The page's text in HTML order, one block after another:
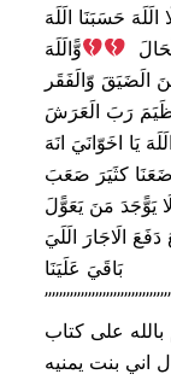
حَسَبَنَا الَلَهَ
وًّالَلَهَ
الَضَيَقَ وّالَفَقَر
رَبَ الَعَرَشَ
يَا اخَوّانَيَ انَهَ
كثَيَرَ صَعَبَ
يَوًّجَدَ مَنَ يَعَوًّلَ
الَاجَارَ الَلَيَ
بَاقَيَ عَلَيَنَا
بالله على كتاب
اني بنت يمنيه